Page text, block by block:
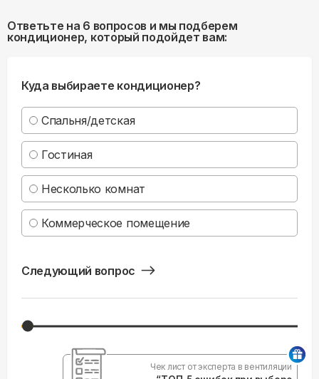
Ответьте на 6 вопросов и мы подберем
кондиционер, который подойдет вам:
Куда выбираете кондиционер?
Спальня/детская
Гостиная
Несколько комнат
Коммерческое помещение
Следующий вопрос
Чек лист от эксперта в вентиляции